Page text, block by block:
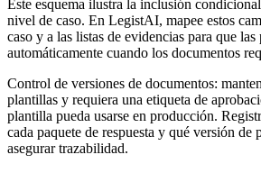
Este esquema ilustra la inclusión
nivel de caso. En LegistAI, mapee estos
caso y a las listas de evidencias para que
automáticamente cuando los documentos
Control de versiones de documentos:
plantillas y requiera una etiqueta de
plantilla pueda usarse en producción.
cada paquete de respuesta y qué versión de
asegurar trazabilidad.